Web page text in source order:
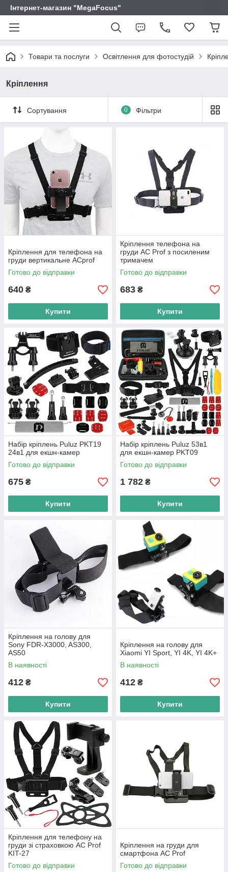
Інтернет-магазин "MegaFocus"
Товари та послуги Освітлення для фотостудій
Кріплення
Сортування 0 Фільтри
Кріплення для телефона на
груди вертикальне ACprof
Готово до відправки
640 ₴
Купити
Кріплення телефона на
груди AC Prof з посиленим
тримачем
Готово до відправки
683 ₴
Купити
Набір кріплень Puluz PKT19
24в1 для екшн-камер
Готово до відправки
675 ₴
Купити
Набір кріплень Puluz 53в1
для екшн-камер PKT09
Готово до відправки
1 782 ₴
Купити
Кріплення на голову для
Sony FDR-X3000, AS300,
AS50
В наявності
412 ₴
Купити
Кріплення на голову для
Xiaomi YI Sport, YI 4K, YI 4K+
В наявності
412 ₴
Купити
Кріплення для телефону на
груди зі страховкою AC Prof
KIT-27
Готово до відправки
Кріплення на груди для
смартфона AC Prof
Готово до відправки